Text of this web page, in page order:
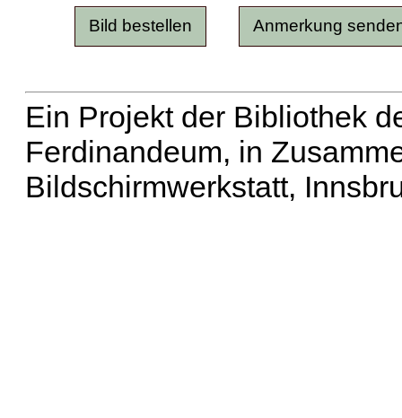
Ein Projekt der Bibliothek
Ferdinandeum, in
Bildschirmwerkstatt,